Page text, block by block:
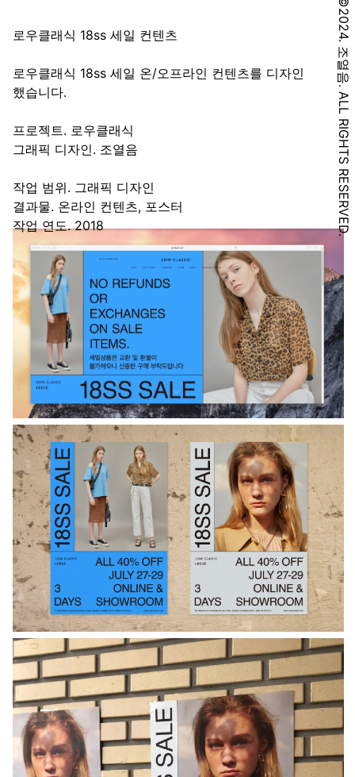
로우클래식 18ss 세일 컨텐츠
로우클래식 18ss 세일 온/오프라인 컨텐츠를 디자인
했습니다.
프로젝트. 로우클래식
그래픽 디자인. 조열음
작업 범위. 그래픽 디자인
결과물. 온라인 컨텐츠, 포스터
작업 연도. 2018
©2024. 조열음. ALL RIGHTS RESERVED.